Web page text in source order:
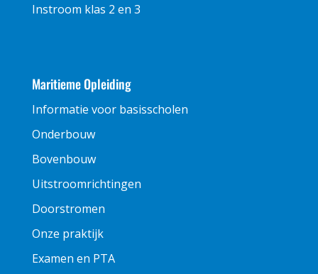
Instroom klas 2 en 3
Maritieme Opleiding
Informatie voor basisscholen
Onderbouw
Bovenbouw
Uitstroomrichtingen
Doorstromen
Onze praktijk
Examen en PTA